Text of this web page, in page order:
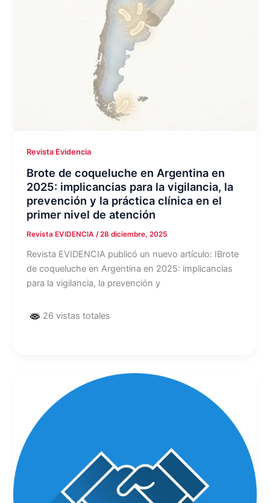
Revista Evidencia
Brote de coqueluche en Argentina en
2025: implicancias para la vigilancia, la
prevención y la práctica clínica en el
primer nivel de atención
Revista EVIDENCIA /28 diciembre, 2025
Revista EVIDENCIA publicó un nuevo artículo: IBrote
de coqueluche en Argentina en 2025: implicancias
para la vigilancia, la prevención y
26 vistas totales